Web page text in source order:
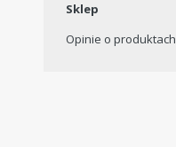
Sklep
Opinie o produktach